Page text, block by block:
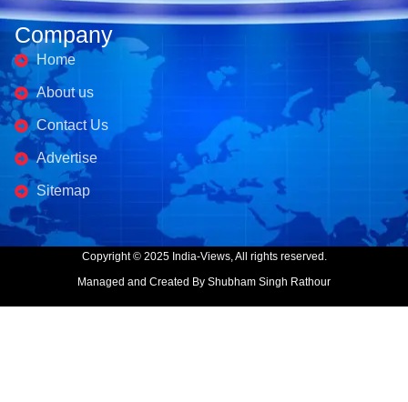
Company
Home
About us
Contact Us
Advertise
Sitemap
Copyright © 2025 India-Views, All rights reserved.
Managed and Created By Shubham Singh Rathour